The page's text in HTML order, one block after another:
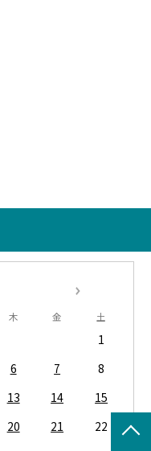
木 金 土
1
6 7
8
13 14
15
20 21
22